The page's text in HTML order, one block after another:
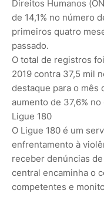
Direitos Humanos
de 14,1% no número
primeiros quatro
passado.
O total de registros
2019 contra 37,5 mil
destaque para o mês
aumento de 37,6%
Ligue 180
O Ligue 180 é um
enfrentamento à
receber denúncias
central encaminha o
competentes e